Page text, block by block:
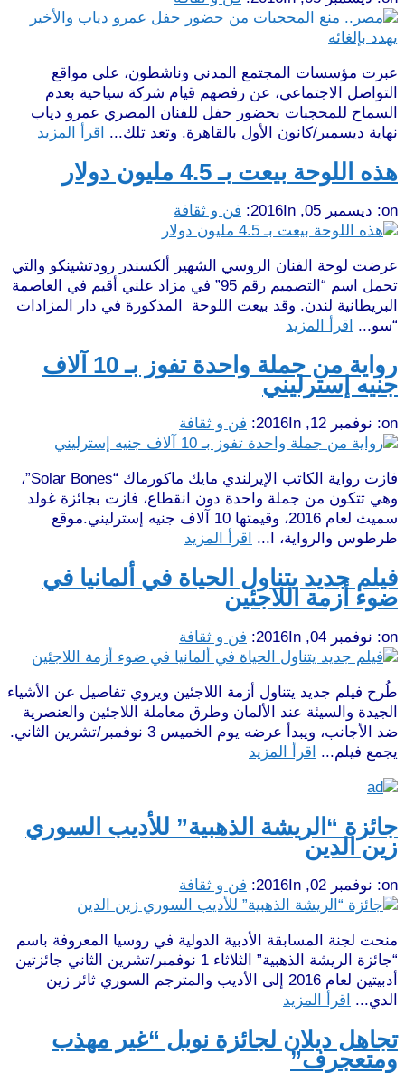
عبرت مؤسسات المجتمع المدني وناشطون، على مواقع
التواصل الاجتماعي، عن رفضهم قيام شركة سياحية بعدم
السماح للمحجبات بحضور حفل للفنان المصري عمرو دياب
نهاية ديسمبر/كانون الأول بالقاهرة. وتعد تلك...
اقرأ المزيد
هذه اللوحة بيعت بـ 4.5 مليون دولار
on: ديسمبر 05, 2016 In: فن و ثقافة
عرضت لوحة الفنان الروسي الشهير ألكسندر رودتشينكو والتي
تحمل اسم “التصميم رقم 95” في مزاد علني أقيم في العاصمة
البريطانية لندن. وقد بيعت اللوحة المذكورة في دار المزادات
“سو...
اقرأ المزيد
رواية من جملة واحدة تفوز بـ 10 آلاف
جنيه إسترليني
on: نوفمبر 12, 2016 In: فن و ثقافة
فازت رواية الكاتب الإيرلندي مايك ماكورماك “Solar Bones”،
وهي تتكون من جملة واحدة دون انقطاع، فازت بجائزة غولد
سميث لعام 2016، وقيمتها 10 آلاف جنيه إسترليني.موقع
طرطوس والرواية، ا...
اقرأ المزيد
فيلم جديد يتناول الحياة في ألمانيا في
ضوء أزمة اللاجئين
on: نوفمبر 04, 2016 In: فن و ثقافة
طُرح فيلم جديد يتناول أزمة اللاجئين ويروي تفاصيل عن الأشياء
الجيدة والسيئة عند الألمان وطرق معاملة اللاجئين والعنصرية
ضد الأجانب، ويبدأ عرضه يوم الخميس 3 نوفمبر/تشرين الثاني.
يجمع فيلم...
اقرأ المزيد
جائزة “الريشة الذهبية” للأديب السوري
زين الدين
on: نوفمبر 02, 2016 In: فن و ثقافة
منحت لجنة المسابقة الأدبية الدولية في روسيا المعروفة باسم
“جائزة الريشة الذهبية” الثلاثاء 1 نوفمبر/تشرين الثاني جائزتين
أدبيتين لعام 2016 إلى الأديب والمترجم السوري ثائر زين
الدي...
اقرأ المزيد
تجاهل ديلان لجائزة نوبل “غير مهذب
ومتعجرف”